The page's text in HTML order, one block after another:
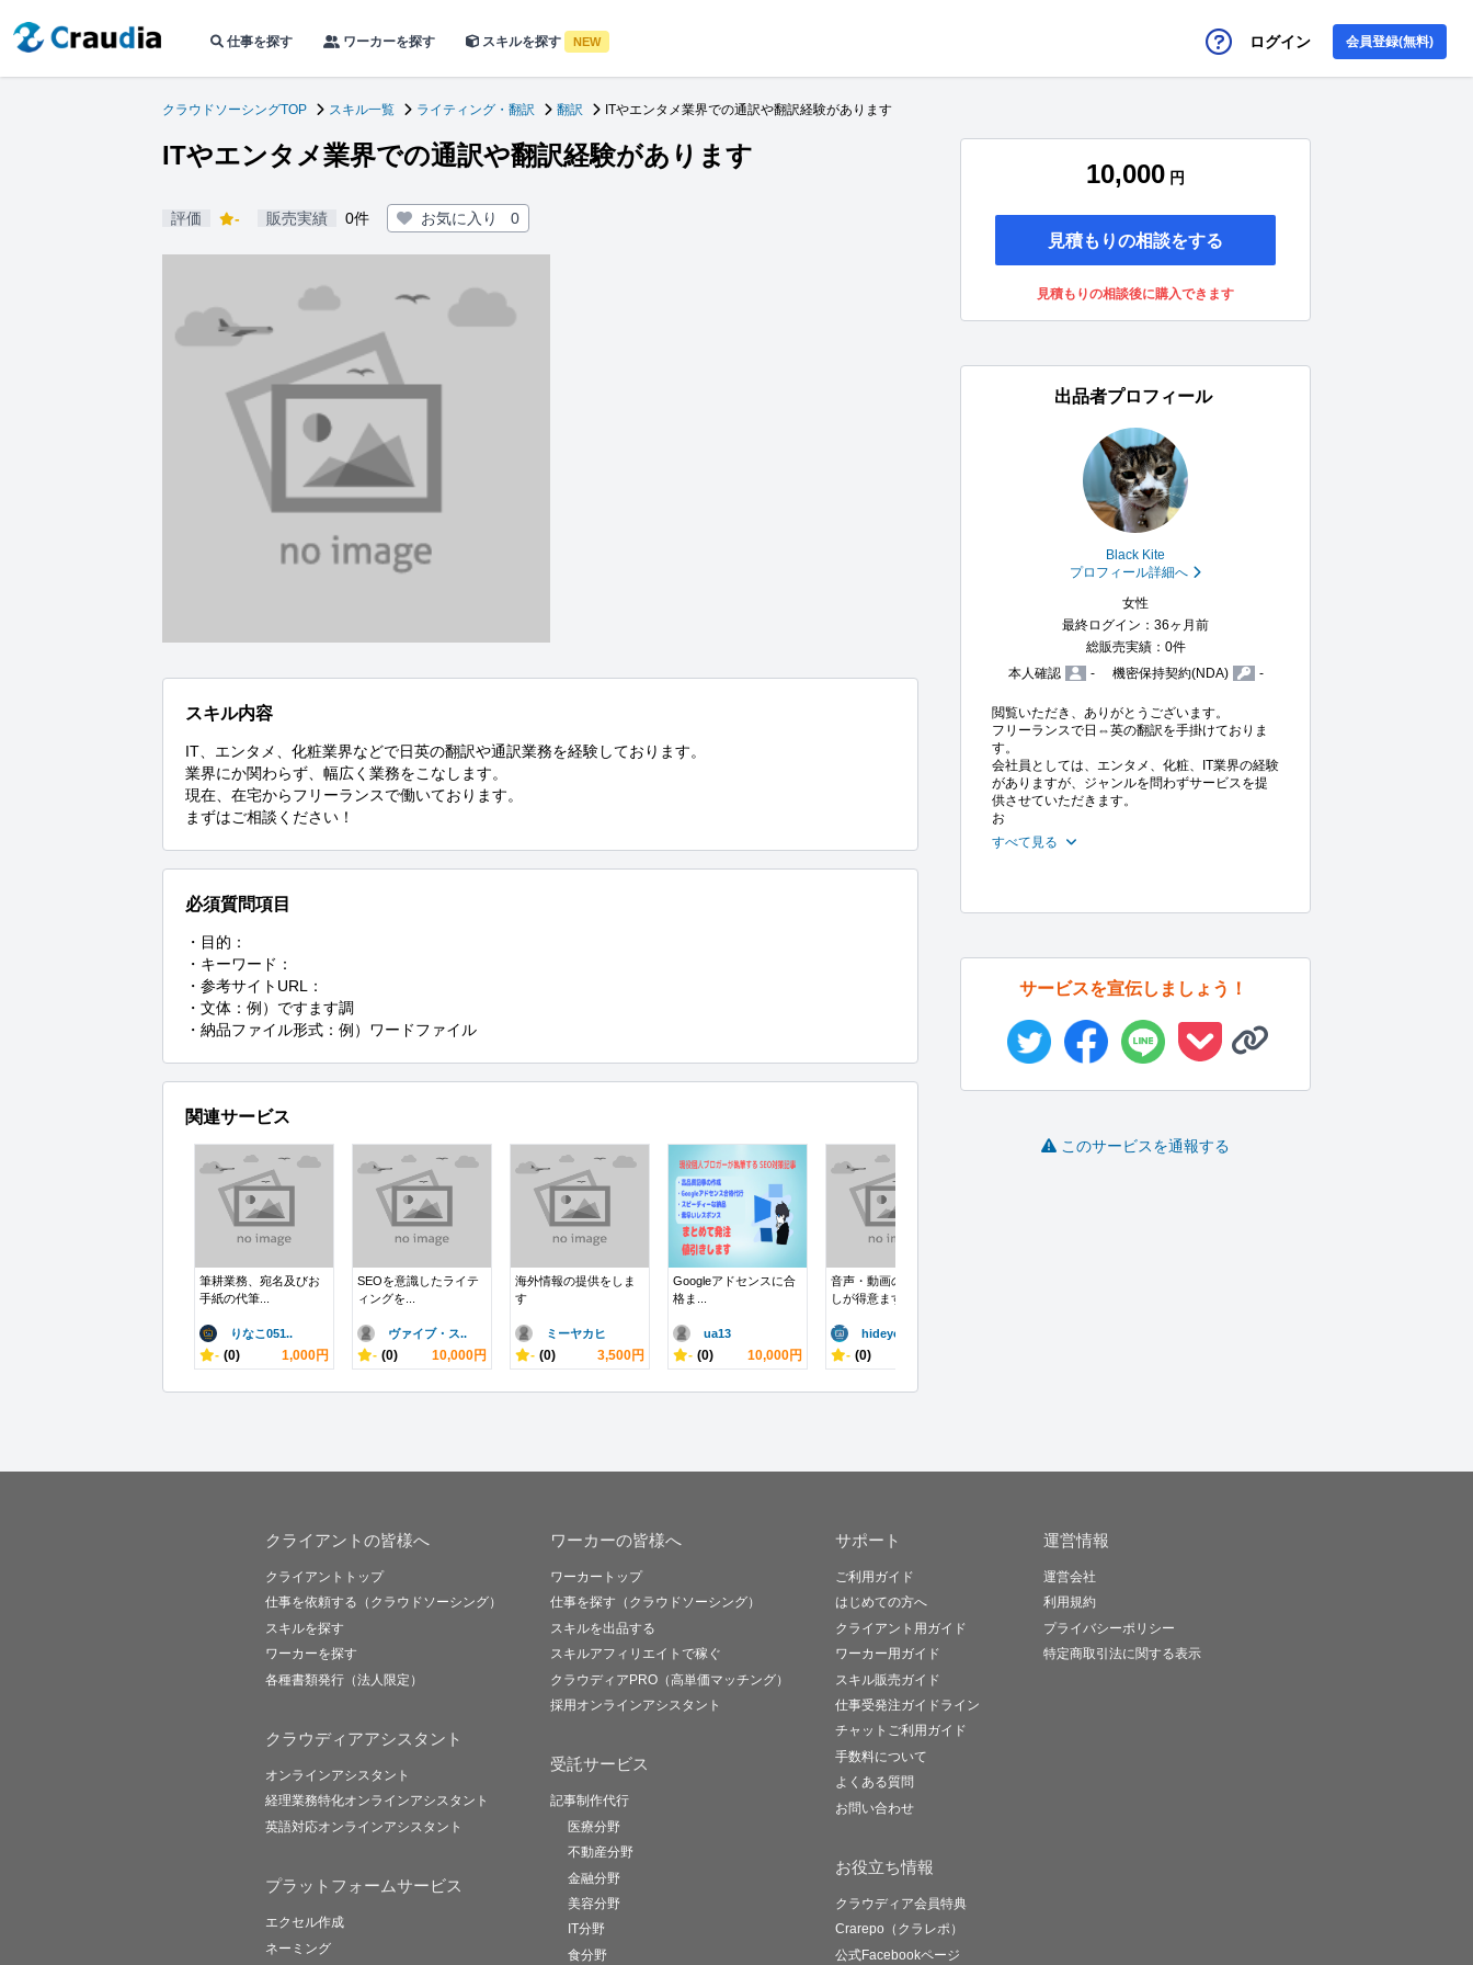
仕事を探す ワーカーを探す スキルを探す NEW ログイン 会員登録(無料)
クラウドソーシングTOP スキル一覧 ライティング・翻訳 翻訳 ITやエンタメ業界での通訳や翻訳経験があります
ITやエンタメ業界での通訳や翻訳経験があります
評価 - 販売実績 0件 お気に入り 0
スキル内容
IT、エンタメ、化粧業界などで日英の翻訳や通訳業務を経験しております。
業界にか関わらず、幅広く業務をこなします。
現在、在宅からフリーランスで働いております。
まずはご相談ください！
必須質問項目
・目的：
・キーワード：
・参考サイトURL：
・文体：例）ですます調
・納品ファイル形式：例）ワードファイル
関連サービス
筆耕業務、宛名及びお
手紙の代筆...
りなこ051..
- (0) 1,000円
SEOを意識したライテ
ィングを...
ヴァイブ・ス..
- (0) 10,000円
海外情報の提供をしま
す
ミーヤカヒ
- (0) 3,500円
Googleアドセンスに合
格ま...
ua13
- (0) 10,000円
音声・動画の文字起こ
しが得意ます
hideyo..
- (0)
10,000 円
見積もりの相談をする
見積もりの相談後に購入できます
出品者プロフィール
Black Kite
プロフィール詳細へ
女性
最終ログイン：36ヶ月前
総販売実績：0件
本人確認
- 機密保持契約(NDA) -
閲覧いただき、ありがとうございます。
フリーランスで日⇔英の翻訳を手掛けておりま
す。
会社員としては、エンタメ、化粧、IT業界の経験
がありますが、ジャンルを問わずサービスを提
供させていただきます。
お
すべて見る
サービスを宣伝しましょう！
このサービスを通報する
クライアントの皆様へ
クライアントトップ
仕事を依頼する（クラウドソーシング）
スキルを探す
ワーカーを探す
各種書類発行（法人限定）
クラウディアアシスタント
オンラインアシスタント
経理業務特化オンラインアシスタント
英語対応オンラインアシスタント
プラットフォームサービス
エクセル作成
ネーミング
ワーカーの皆様へ
ワーカートップ
仕事を探す（クラウドソーシング）
スキルを出品する
スキルアフィリエイトで稼ぐ
クラウディアPRO（高単価マッチング）
採用オンラインアシスタント
受託サービス
記事制作代行
医療分野
不動産分野
金融分野
美容分野
IT分野
食分野
サポート
ご利用ガイド
はじめての方へ
クライアント用ガイド
ワーカー用ガイド
スキル販売ガイド
仕事受発注ガイドライン
チャットご利用ガイド
手数料について
よくある質問
お問い合わせ
お役立ち情報
クラウディア会員特典
Crarepo（クラレポ）
公式Facebookページ
運営情報
運営会社
利用規約
プライバシーポリシー
特定商取引法に関する表示